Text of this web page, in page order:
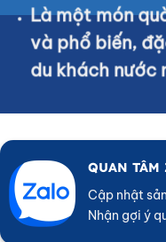
Là một món
và phổ biến,
du khách nước
QUAN TÂM
Cập nhật
Nhận gợi ý